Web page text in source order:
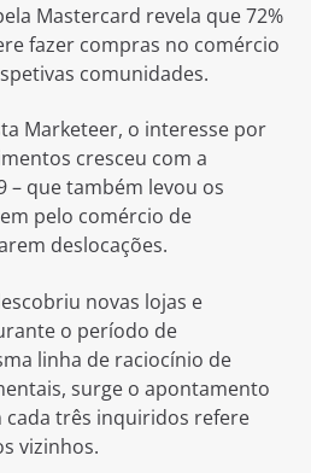
Mastercard revela que 72%
fazer compras no comércio
comunidades.
Marketeer, o interesse por
cresceu com a
– que também levou os
pelo comércio de
deslocações.
novas lojas e
o período de
linha de raciocínio de
surge o apontamento
cada três inquiridos refere
vizinhos.